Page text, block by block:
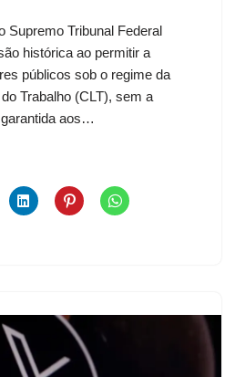
Supremo Tribunal Federal
histórica ao permitir a
públicos sob o regime da
Trabalho (CLT), sem a
aos…